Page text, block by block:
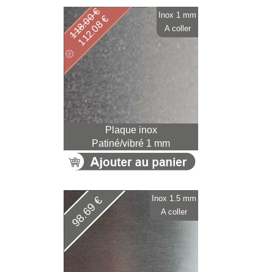
Plaque inox
Patiné/vibré 1 mm
112.08 €
118.00 €
Inox 1 mm
A coller
98.69 €
Inox 1.5 mm
A coller